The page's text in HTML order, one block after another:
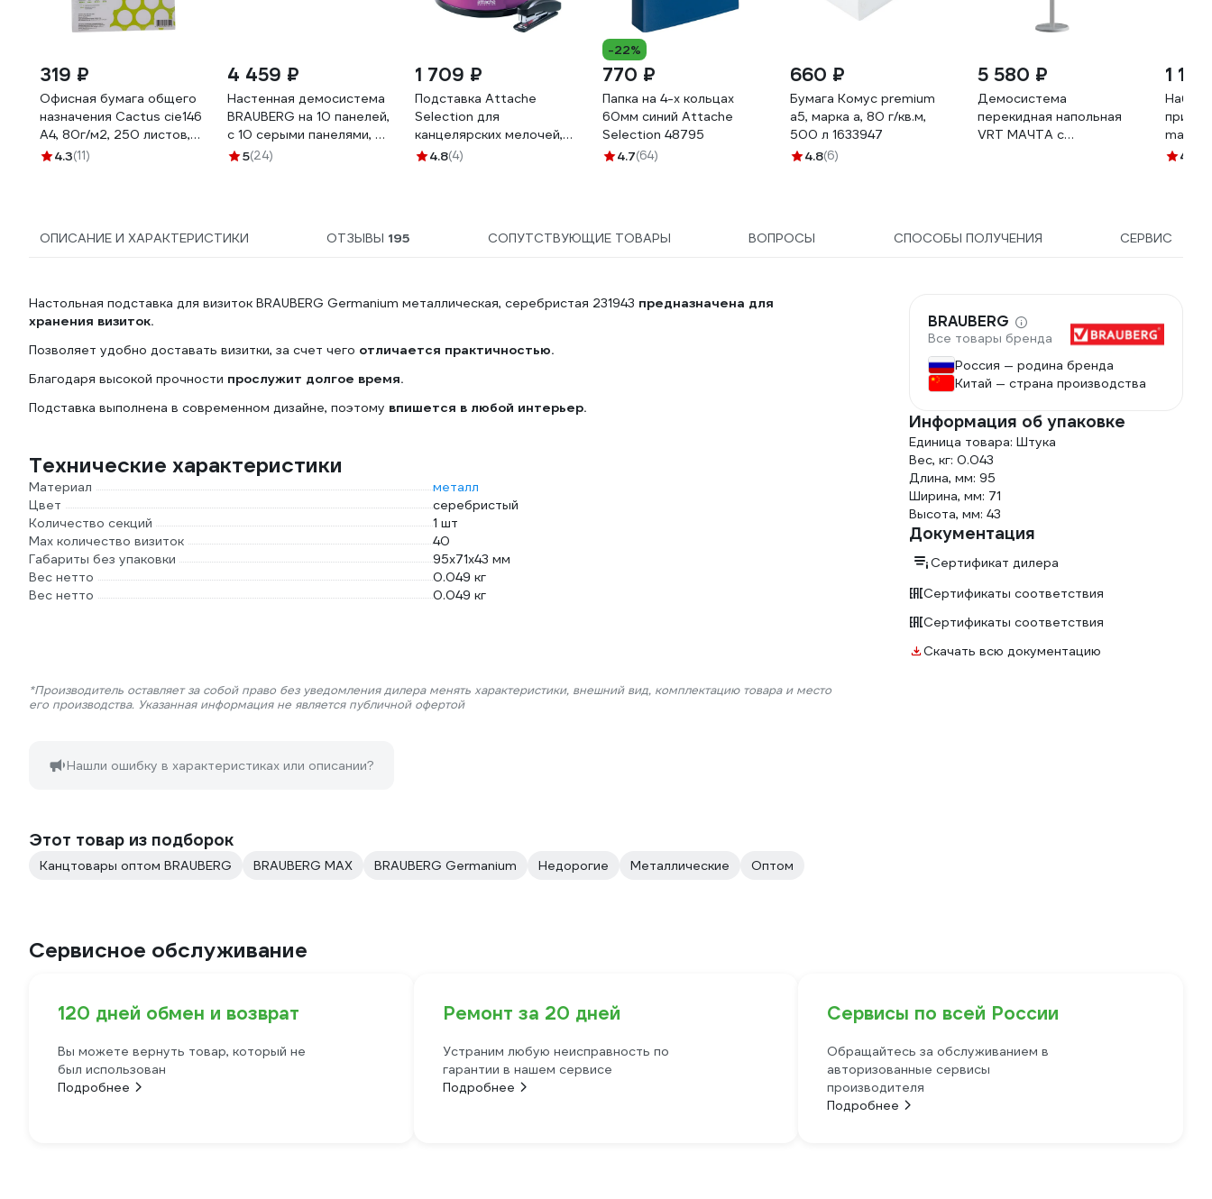
319 ₽
Офисная бумага общего
назначения Cactus cie146
А4, 80г/м2, 250 листов,
белый CS-OP-A480250
4.3(11)
4 459 ₽
Настенная демосистема
BRAUBERG на 10 панелей,
с 10 серыми панелями, А4
231240
5(24)
1 709 ₽
Подставка Attache
Selection для
канцелярских мелочей,
черный/фуксия, 10
4.8(4)
-22%
770 ₽
Папка на 4-х кольцах
60мм синий Attache
Selection 48795
4.7(64)
660 ₽
Бумага Комус premium
а5, марка а, 80 г/кв.м,
500 л 1633947
4.8(6)
5 580 ₽
Демосистема
перекидная напольная
VRT МАЧТА с
1
Набор
4.6
ОПИСАНИЕ И ХАРАКТЕРИСТИКИ ОТЗЫВЫ 195 СОПУТСТВУЮЩИЕ ТОВАРЫ ВОПРОСЫ СПОСОБЫ ПОЛУЧЕНИЯ СЕРВИС
Настольная подставка для визиток BRAUBERG Germanium металлическая, серебристая 231943 предназначена для
хранения визиток.
Позволяет удобно доставать визитки, за счет чего отличается практичностью.
Благодаря высокой прочности прослужит долгое время.
Подставка выполнена в современном дизайне, поэтому впишется в любой интерьер.
Технические характеристики
Материал
металл
Цвет
серебристый
Количество секций
1 шт
Max количество визиток
40
Габариты без упаковки
95x71x43 мм
Вес нетто
0.049 кг
Вес нетто
0.049 кг
*Производитель оставляет за собой право без уведомления дилера менять характеристики, внешний вид, комплектацию товара и место
его производства. Указанная информация не является публичной офертой
Нашли ошибку в характеристиках или описании?
BRAUBERG
Все товары бренда
Россия — родина бренда
Китай — страна производства
Информация об упаковке
Единица товара: Штука
Вес, кг: 0.043
Длина, мм: 95
Ширина, мм: 71
Высота, мм: 43
Документация
Сертификат дилера
Сертификаты соответствия
Сертификаты соответствия
Скачать всю документацию
Этот товар из подборок
Канцтовары оптом BRAUBERG BRAUBERG MAX BRAUBERG Germanium Недорогие Металлические Оптом
Сервисное обслуживание
120 дней обмен и возврат
Вы можете вернуть товар, который не
был использован
Подробнее
Ремонт за 20 дней
Устраним любую неисправность по
гарантии в нашем сервисе
Подробнее
Сервисы по всей России
Обращайтесь за обслуживанием в
авторизованные сервисы
производителя
Подробнее